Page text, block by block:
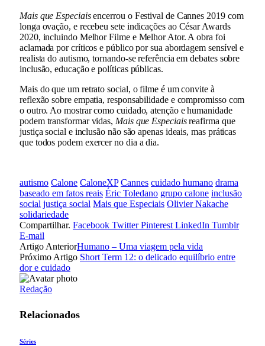
Mais que Especiaisencerrou o Festival de Cannes 2019 com
longa ovação, e recebeu sete indicações ao César Awards
2020, incluindo Melhor Filme e Melhor Ator. A obra foi
aclamada por críticos e público por sua abordagem sensível e
realista do autismo, tornando-se referência em debates sobre
inclusão, educação e políticas públicas.
Mais do que um retrato social, o filme é um convite à
reflexão sobre empatia, responsabilidade e compromisso com
o outro. Ao mostrar como cuidado, atenção e humanidade
podem transformar vidas, Mais que Especiaisreafirma que
justiça social e inclusão não são apenas ideais, mas práticas
que todos podem exercer no dia a dia.
autismo Calone CaloneXP Cannes cuidado humano drama
baseado em fatos reais Éric Toledano grupo calone inclusão
social justiça social Mais que Especiais Olivier Nakache
solidariedade
Compartilhar. Facebook Twitter Pinterest LinkedIn Tumblr
E-mail
Artigo AnteriorHumano – Uma viagem pela vida
Próximo Artigo Short Term 12: o delicado equilíbrio entre
dor e cuidado
Redação
Relacionados
Séries